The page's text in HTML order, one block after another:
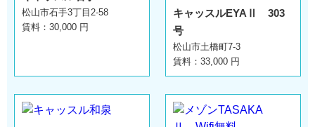
松山市石手3丁目2-58
賃料：30,000 円
キャッスルEYAⅡ 303
号
松山市土橋町7-3
賃料：33,000 円